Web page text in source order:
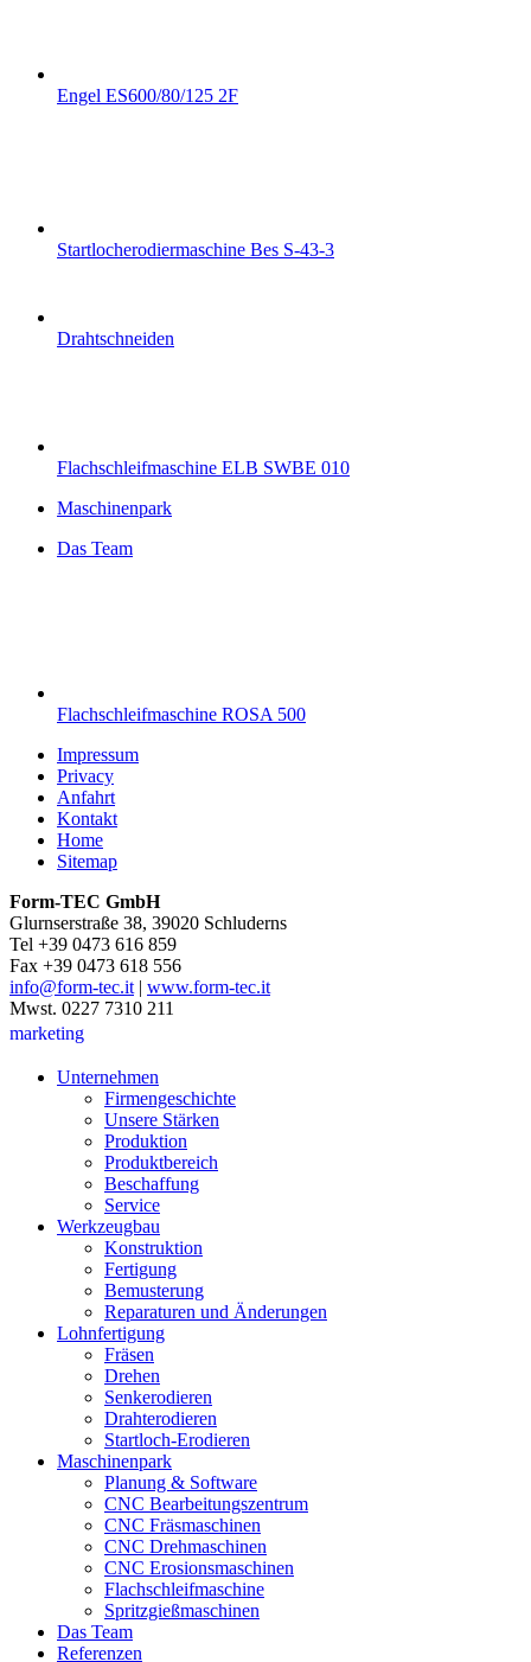
Engel ES600/80/125 2F
Startlocherodiermaschine Bes S-43-3
Drahtschneiden
Flachschleifmaschine ELB SWBE 010
Maschinenpark
Das Team
Flachschleifmaschine ROSA 500
Impressum
Privacy
Anfahrt
Kontakt
Home
Sitemap
Form-TEC GmbH
Glurnserstraße 38, 39020 Schluderns
Tel +39 0473 616 859
Fax +39 0473 618 556
info@form-tec.it| www.form-tec.it
Mwst. 0227 7310 211
marketing
Unternehmen
Firmengeschichte
Unsere Stärken
Produktion
Produktbereich
Beschaffung
Service
Werkzeugbau
Konstruktion
Fertigung
Bemusterung
Reparaturen und Änderungen
Lohnfertigung
Fräsen
Drehen
Senkerodieren
Drahterodieren
Startloch-Erodieren
Maschinenpark
Planung & Software
CNC Bearbeitungszentrum
CNC Fräsmaschinen
CNC Drehmaschinen
CNC Erosionsmaschinen
Flachschleifmaschine
Spritzgießmaschinen
Das Team
Referenzen